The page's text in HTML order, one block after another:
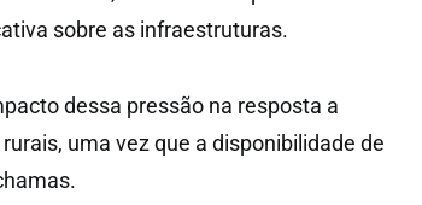
sobre as infraestruturas.
dessa pressão na resposta a
uma vez que a disponibilidade de